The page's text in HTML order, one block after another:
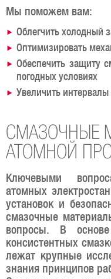
Мы поможем вам:
Облегчить холодный
Оптимизировать
Обеспечить защиту
погодных условиях
Увеличить
СМАЗОЧНЫЕ
АТОМНОЙ
Ключевыми
атомных
установок и
смазочные
вопросы. В
консистентных
лежат крупные
знания принципов